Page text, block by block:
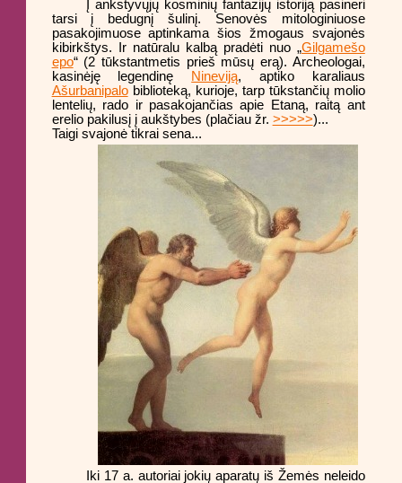
Į ankstyvųjų kosminių fantazijų istoriją pasineri
tarsi į bedugnį šulinį. Senovės mitologiniuose
pasakojimuose aptinkama šios žmogaus svajonės
kibirkštys. Ir natūralu kalbą pradėti nuo „Gilgamešo
epo“ (2 tūkstantmetis prieš mūsų erą). Archeologai,
kasinėję legendinę
Nineviją, aptiko karaliaus
Ašurbanipalobiblioteką, kurioje, tarp tūkstančių molio
lentelių, rado ir pasakojančias apie Etaną, raitą ant
erelio pakilusį į aukštybes (plačiau žr. >>>>>)...
Taigi svajonė tikrai sena...
Iki 17 a. autoriai jokių aparatų iš Žemės neleido